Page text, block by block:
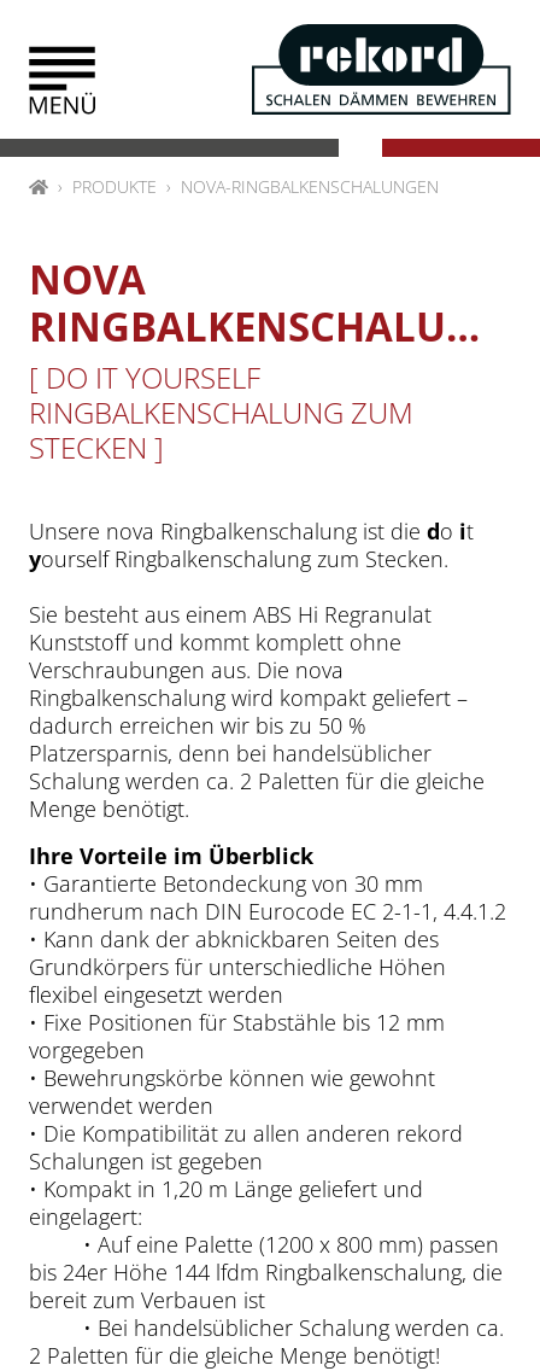
HOMEPRODUKTE NOVA-RINGBALKENSCHALUNGEN
NOVA
RINGBALKENSCHALUNGEN
[ DO IT YOURSELF
RINGBALKENSCHALUNG ZUM
STECKEN ]
Unsere nova Ringbalkenschalung ist die do it
yourself Ringbalkenschalung zum Stecken.
Sie besteht aus einem ABS Hi Regranulat
Kunststoff und kommt komplett ohne
Verschraubungen aus. Die nova
Ringbalkenschalung wird kompakt geliefert –
dadurch erreichen wir bis zu 50 %
Platzersparnis, denn bei handelsüblicher
Schalung werden ca. 2 Paletten für die gleiche
Menge benötigt.
Ihre Vorteile im Überblick
• Garantierte Betondeckung von 30 mm
rundherum nach DIN Eurocode EC 2-1-1, 4.4.1.2
• Kann dank der abknickbaren Seiten des
Grundkörpers für unterschiedliche Höhen
flexibel eingesetzt werden
• Fixe Positionen für Stabstähle bis 12 mm
vorgegeben
• Bewehrungskörbe können wie gewohnt
verwendet werden
• Die Kompatibilität zu allen anderen rekord
Schalungen ist gegeben
• Kompakt in 1,20 m Länge geliefert und
eingelagert:
• Auf eine Palette (1200 x 800 mm) passen
bis 24er Höhe 144 lfdm Ringbalkenschalung, die
bereit zum Verbauen ist
• Bei handelsüblicher Schalung werden ca.
2 Paletten für die gleiche Menge benötigt!